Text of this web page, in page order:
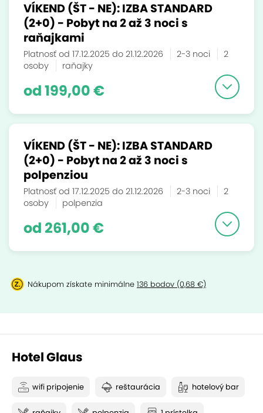
VÍKEND (ŠT - NE): IZBA STANDARD
(2+0) - Pobyt na 2 až 3 noci s
raňajkami
Platnosť od 17.12.2025 do 21.12.2026 2-3 noci
2
osoby
raňajky
od 199,00 €
VÍKEND (ŠT - NE): IZBA STANDARD
(2+0) - Pobyt na 2 až 3 noci s
polpenziou
Platnosť od 17.12.2025 do 21.12.2026 2-3 noci
2
osoby
polpenzia
od 261,00 €
Nákupom získate minimálne 136 bodov (0,68 €)
Hotel Glaus
wifi pripojenie reštaurácia hotelový bar